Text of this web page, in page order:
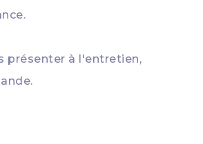
présenter à l'entretien,